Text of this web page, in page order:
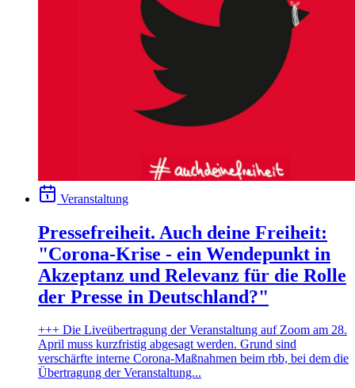
Veranstaltung
Pressefreiheit. Auch deine Freiheit:
"Corona-Krise - ein Wendepunkt in
Akzeptanz und Relevanz für die Rolle
der Presse in Deutschland?"
+++ Die Liveübertragung der Veranstaltung auf Zoom am 28.
April muss kurzfristig abgesagt werden. Grund sind
verschärfte interne Corona-Maßnahmen beim rbb, bei dem die
Übertragung der Veranstaltung...